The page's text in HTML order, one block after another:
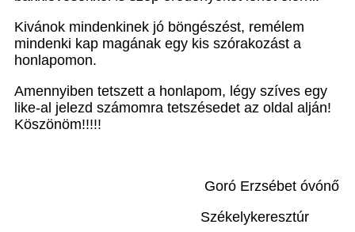
Kivánok mindenkinek jó böngészést, remélem
mindenki kap magának egy kis szórakozást a
honlapomon.
Amennyiben tetszett a honlapom, légy szíves egy
like-al jelezd számomra tetszésedet az oldal alján!
Köszönöm!!!!!
Goró Erzsébet óvónő
Székelykeresztúr